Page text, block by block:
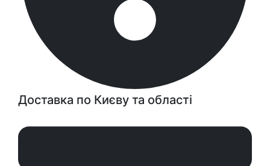
Доставка по Києву та області